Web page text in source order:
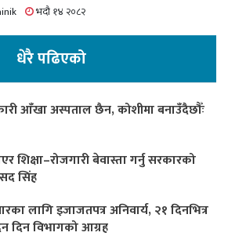
भदौ १४ २०८२
धेरै पढिएको
आँखा अस्पताल छैन, कोशीमा बनाउँदैछौँः
शिक्षा–रोजगारी बेवास्ता गर्नु सरकारको
सिंह
लागि इजाजतपत्र अनिवार्य, २१ दिनभित्र
विभागको आग्रह